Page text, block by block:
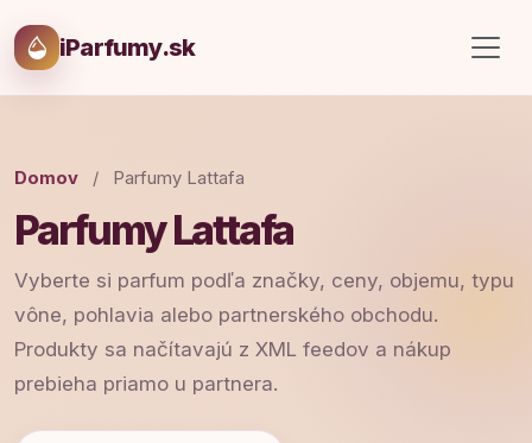
iParfumy.sk
Domov / Parfumy Lattafa
Parfumy Lattafa
Vyberte si parfum podľa značky, ceny, objemu, typu
vône, pohlavia alebo partnerského obchodu.
Produkty sa načítavajú z XML feedov a nákup
prebieha priamo u partnera.